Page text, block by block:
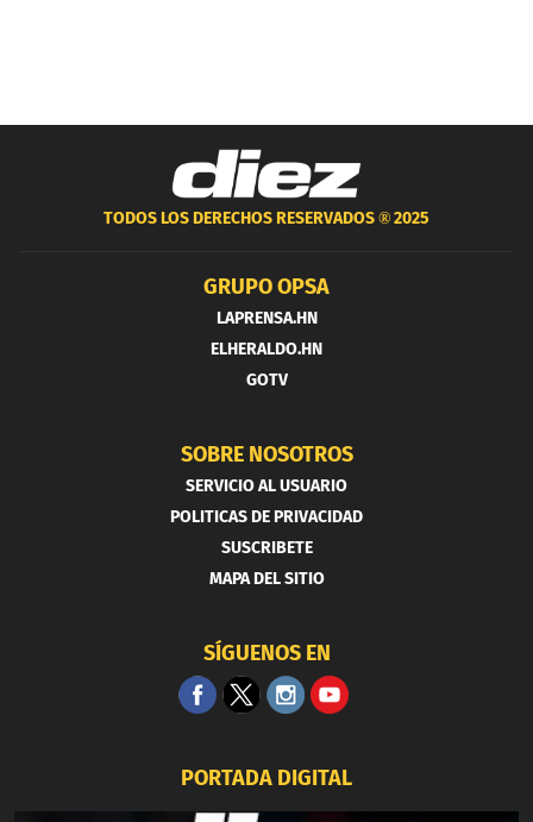
TODOS LOS DERECHOS RESERVADOS ®2025
GRUPO OPSA
LAPRENSA.HN
ELHERALDO.HN
GOTV
SOBRE NOSOTROS
SERVICIO AL USUARIO
POLITICAS DE PRIVACIDAD
SUSCRIBETE
MAPA DEL SITIO
SÍGUENOS EN
PORTADA DIGITAL